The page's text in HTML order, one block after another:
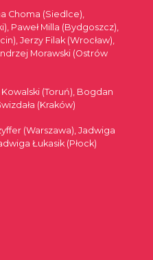
Choma (Siedlce),
Paweł Milla (Bydgoszcz),
Jerzy Filak (Wrocław),
Morawski (Ostrów
(Toruń), Bogdan
(Kraków)
(Warszawa), Jadwiga
Łukasik (Płock)